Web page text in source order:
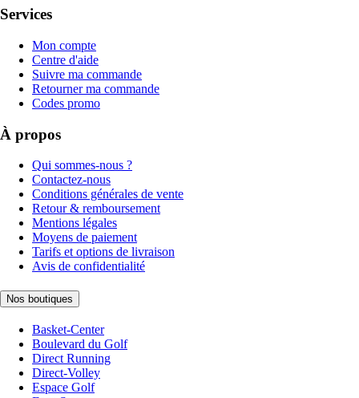
Services
Mon compte
Centre d'aide
Suivre ma commande
Retourner ma commande
Codes promo
À propos
Qui sommes-nous ?
Contactez-nous
Conditions générales de vente
Retour & remboursement
Mentions légales
Moyens de paiement
Tarifs et options de livraison
Avis de confidentialité
Nos boutiques
Basket-Center
Boulevard du Golf
Direct Running
Direct-Volley
Espace Golf